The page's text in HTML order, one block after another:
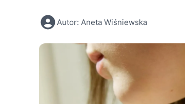
Autor: Aneta Wiśniewska